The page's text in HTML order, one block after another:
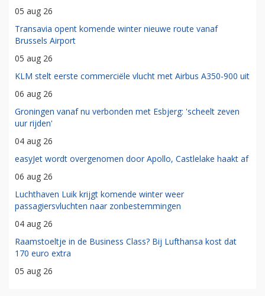
05 aug 26
Transavia opent komende winter nieuwe route vanaf
Brussels Airport
05 aug 26
KLM stelt eerste commerciële vlucht met Airbus A350-900 uit
06 aug 26
Groningen vanaf nu verbonden met Esbjerg: 'scheelt zeven
uur rijden'
04 aug 26
easyJet wordt overgenomen door Apollo, Castlelake haakt af
06 aug 26
Luchthaven Luik krijgt komende winter weer
passagiersvluchten naar zonbestemmingen
04 aug 26
Raamstoeltje in de Business Class? Bij Lufthansa kost dat
170 euro extra
05 aug 26